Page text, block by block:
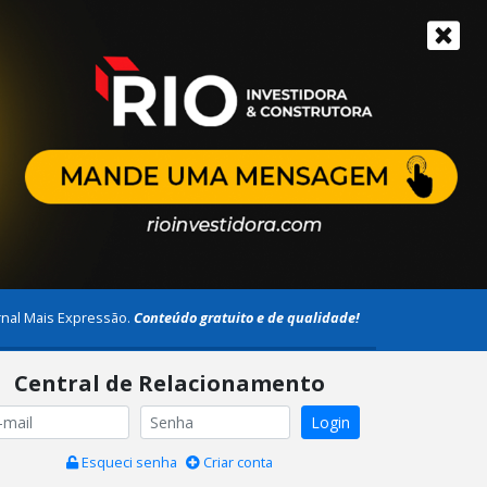
Mais Expressão. Conteúdo gratuito e de qualidade!
Central de Relacionamento
Login
Esqueci senha Criar conta